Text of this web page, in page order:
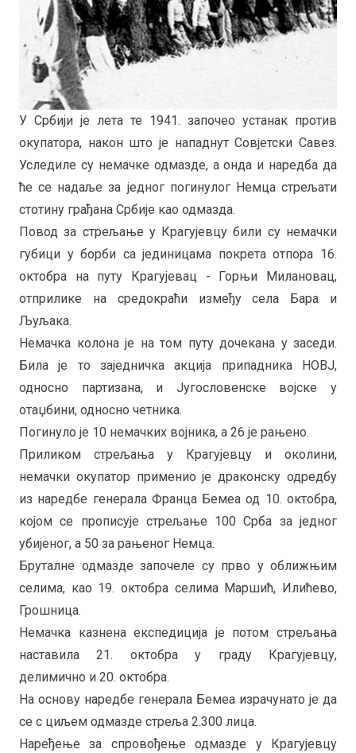
У Србији је лета те 1941. започео устанак против
окупатора, након што је нападнут Совјетски Савез.
Уследиле су немачке одмазде, а онда и наредба да
ће се надаље за једног погинулог Немца стрељати
стотину грађана Србије као одмазда.
Повод за стрељање у Крагујевцу били су немачки
губици у борби са јединицама покрета отпора 16.
октобра на путу Крагујевац - Горњи Милановац,
отприлике на средокраћи између села Бара и
Љуљака.
Немачка колона је на том путу дочекана у заседи.
Била је то заједничка акција припадника НОВЈ,
односно партизана, и Југословенске војске у
отаџбини, односно четника.
Погинуло је 10 немачких војника, а 26 је рањено.
Приликом стрељања у Крагујевцу и околини,
немачки окупатор применио је драконску одредбу
из наредбе генерала Франца Бемеа од 10. октобра,
којом се прописује стрељање 100 Срба за једног
убијеног, а 50 за рањеног Немца.
Бруталне одмазде започеле су прво у оближњим
селима, као 19. октобра селима Маршић, Илићево,
Грошница.
Немачка казнена експедиција је потом стрељања
наставила 21. октобра у граду Крагујевцу,
делимично и 20. октобра.
На основу наредбе генерала Бемеа израчунато је да
се с циљем одмазде стреља 2.300 лица.
Наређење за спровођење одмазде у Крагујевцу